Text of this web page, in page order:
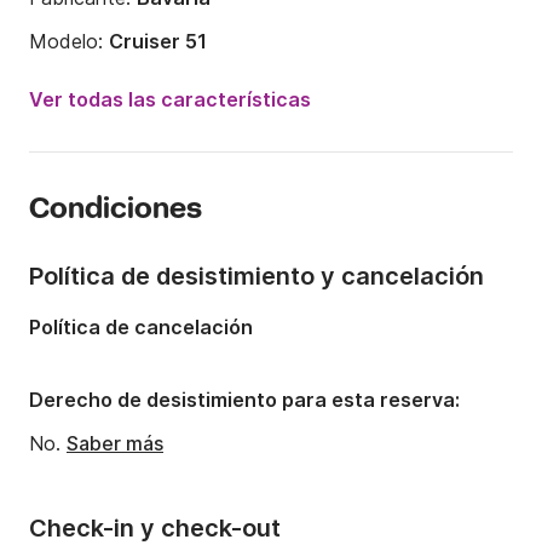
Modelo: Cruiser 51
Número de camas:
Calado: 2.1m
Potencia del motor:
Ver todas las características
Condiciones
Check-in y check-out
Política de desistimiento y cancelación
Política de cancelación
Derecho de desistimiento para esta reserva:
No. Saber más